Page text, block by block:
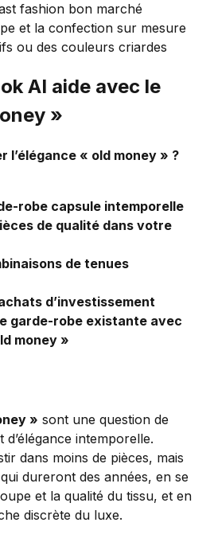
fashion bon marché
et la confection sur mesure
ou des couleurs criardes
AI aide avec le
»
l’élégance « old money » ?
robe capsule intemporelle
de qualité dans votre
de tenues
d’investissement
garde-robe existante avec
money »
» sont une question de
intemporelle.
dans moins de pièces, mais
dureront des années, en se
et la qualité du tissu, et en
discrète du luxe.